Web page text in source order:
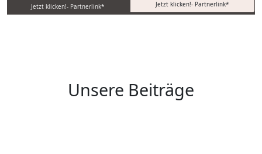
Jetzt klicken!- Partnerlink* Jetzt klicken!- Partnerlink*
Unsere Beiträge